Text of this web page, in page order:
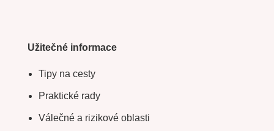
Užitečné informace
Tipy na cesty
Praktické rady
Válečné a rizikové oblasti